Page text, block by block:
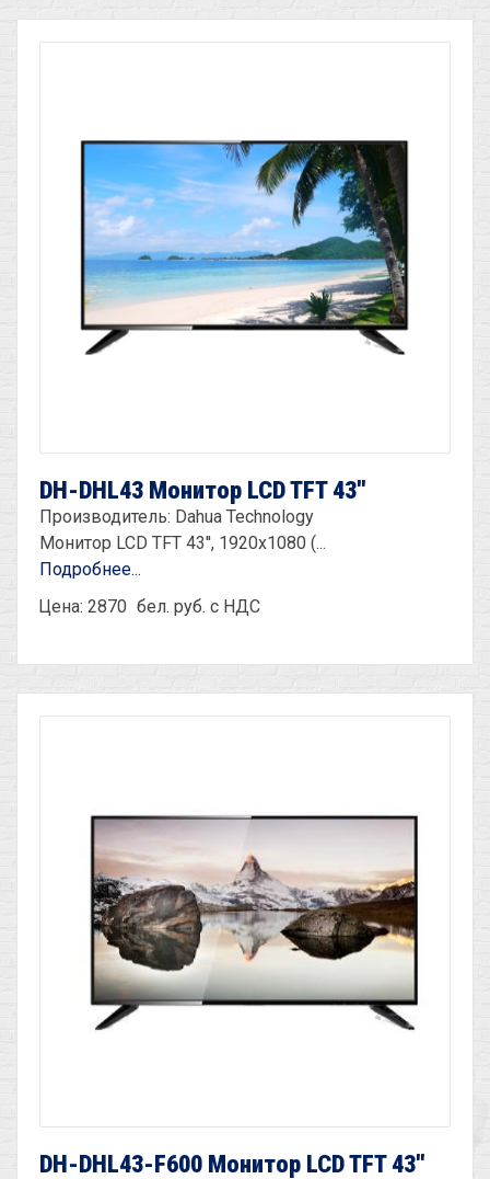
DH-DHL43 Монитор LCD TFT 43''
Производитель: Dahua Technology
Монитор LCD TFT 43'', 1920х1080 (...
Подробнее...
Цена: 2870 бел. руб. с НДС
DH-DHL43-F600 Монитор LCD TFT 43''